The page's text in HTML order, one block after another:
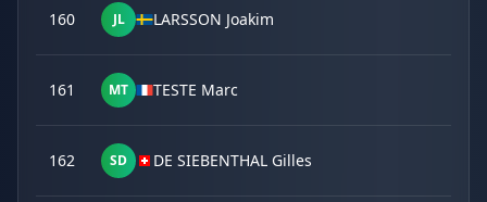
160 JL LARSSON Joakim
161 MT TESTE Marc
162 SD DE SIEBENTHAL Gilles